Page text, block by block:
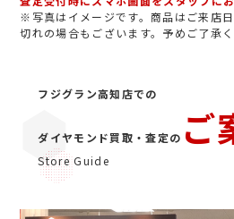
※写真はイメージです。商品はご来店
切れの場合もございます。予めご了承く
フジグラン高知店での
ダイヤモンド買取・査定の ご
Store Guide